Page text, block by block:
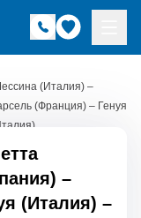
(Италия) –
(Франция) – Генуя
–
(Италия) –